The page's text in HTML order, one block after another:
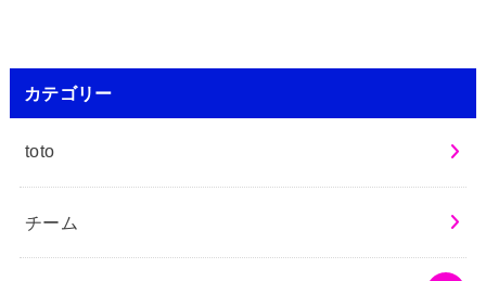
カテゴリー
toto
チーム